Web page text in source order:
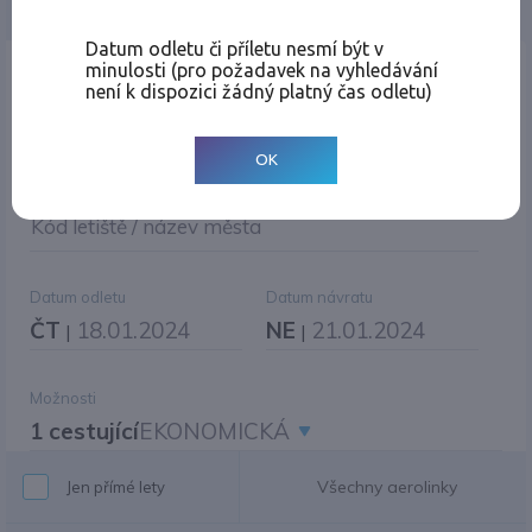
Místo odletu
Kód letiště / název města
Datum odletu
ČT | 18.01.2024
Datum návratu
NE | 21.01.2024
Možnosti
1 cestujícíEKONOMICKÁ
Jen přímé lety Všechny aerolinky
Datum odletu či příletu nesmí být v
minulosti (pro požadavek na vyhledávání
není k dispozici žádný platný čas odletu)
OK